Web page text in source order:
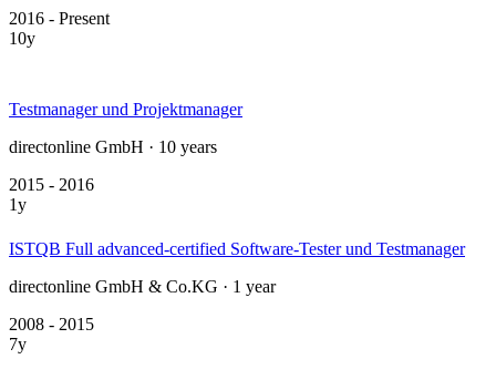
2016 - Present
10y
Testmanager und Projektmanager
directonline GmbH · 10 years
2015 - 2016
1y
ISTQB Full advanced-certified Software-Tester und Testmanager
directonline GmbH & Co.KG · 1 year
2008 - 2015
7y